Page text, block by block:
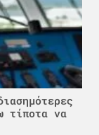
τίποτα να